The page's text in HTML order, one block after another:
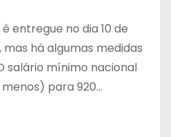
entregue no dia 10 de
há algumas medidas
salário mínimo nacional
para 920…